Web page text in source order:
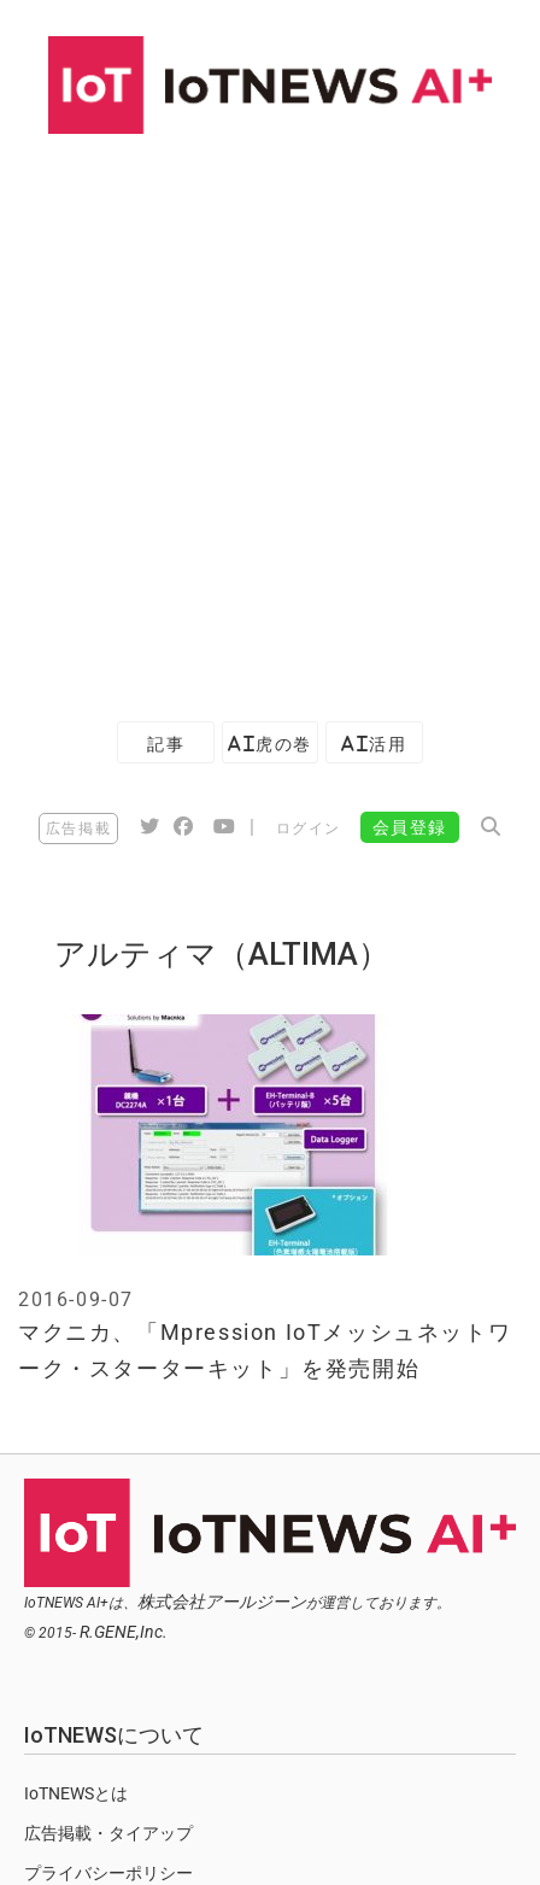
記事 AI虎の巻 AI活用
広告掲載 ログイン 会員登録
アルティマ（ALTIMA）
マクニカ、「Mpression IoTメッシュネットワ
ーク・スターターキット」を発売開始
2016-09-07
IoTNEWS AI+は、 株式会社アールジーンが運営しております。
© 2015- R.GENE,Inc.
IoTNEWSについて
IoTNEWSとは
広告掲載・タイアップ
プライバシーポリシー